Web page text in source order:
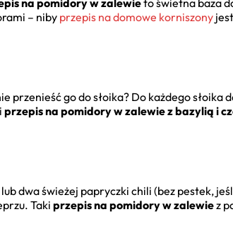
na pomidory w zalewieto świetna baza
– niby przepis na domowe korniszony
przenieść go do słoika? Do każdego słoika
przepis na pomidory w zalewie z bazylią i
dwa świeżej papryczki chili (bez pestek,
Taki przepis na pomidory w zalewiez